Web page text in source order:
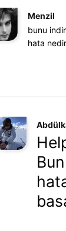
Menzil
bunu
hata